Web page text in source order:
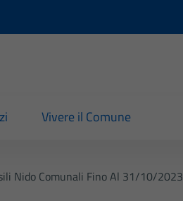
Vivere il Comune
Nido Comunali Fino Al 31/10/2023